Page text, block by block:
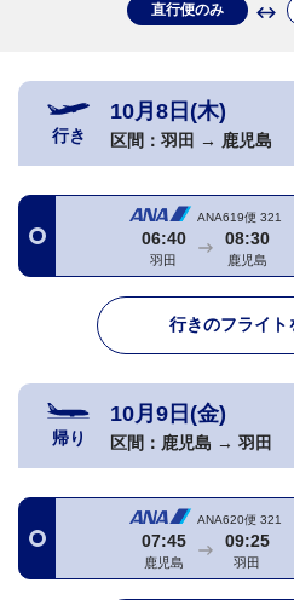
直行便のみ
行き
10月8日(木)
区間： 羽田 → 鹿児島
ANA619便 321
06:40
羽田
08:30
鹿児島
行きのフライト
帰り
10月9日(金)
区間： 鹿児島 → 羽田
ANA620便 321
07:45
鹿児島
09:25
羽田